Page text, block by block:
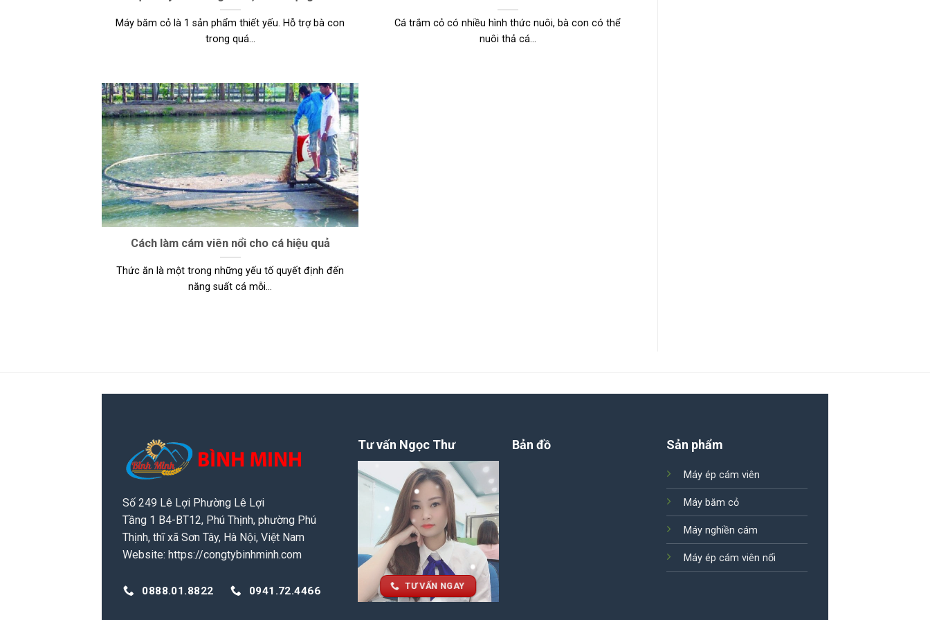
Máy băm cỏ là 1 sản phẩm thiết yếu. Hỗ trợ bà con
trong quá...
Cá trắm cỏ có nhiều hình thức nuôi, bà con có thể
nuôi thả cá...
Cách làm cám viên nổi cho cá hiệu quả
Thức ăn là một trong những yếu tố quyết định đến
năng suất cá mỗi...
Số 249 Lê Lợi Phường Lê Lợi
Tầng 1 B4-BT12, Phú Thịnh, phường Phú
Thịnh, thĩ xã Sơn Tây, Hà Nội, Việt Nam
Website: https://congtybinhminh.com
0888.01.8822 0941.72.4466
Tư vấn Ngọc Thư
TƯ VẤN NGAY
Bản đồ Sản phẩm
Máy ép cám viên
Máy băm cỏ
Máy nghiền cám
Máy ép cám viên nổi